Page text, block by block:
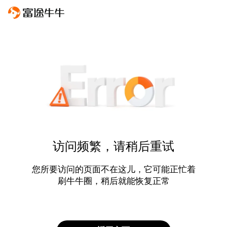
访问频繁，请稍后重试
您所要访问的页面不在这儿，它可能正忙着
刷牛牛圈，稍后就能恢复正常